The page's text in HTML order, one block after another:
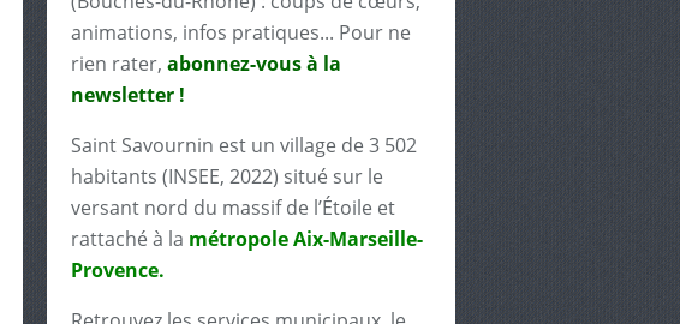
animations, infos pratiques... Pour ne
rien rater, abonnez-vous à la
newsletter !
Saint Savournin est un village de 3 502
habitants (INSEE, 2022) situé sur le
versant nord du massif de l’Étoile et
rattaché à la métropole Aix-Marseille-
Provence.